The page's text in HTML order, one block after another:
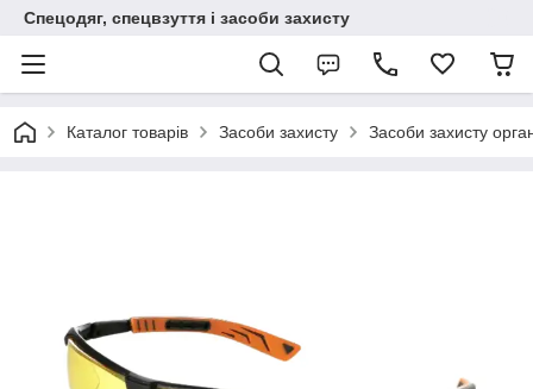
Спецодяг, спецвзуття і засоби захисту
Каталог товарів Засоби захисту Засоби захисту